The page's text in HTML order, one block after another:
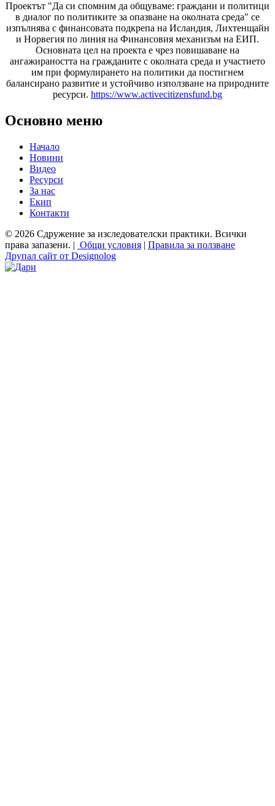
Проектът "Да си спомним да общуваме: граждани и политици
в диалог по политиките за опазване на околната среда" се
изпълнява с финансовата подкрепа на Исландия, Лихтенщайн
и Норвегия по линия на Финансовия механизъм на ЕИП.
Основната цел на проекта е чрез повишаване на
ангажираността на гражданите с околната среда и участието
им при формулирането на политики да постигнем
балансирано развитие и устойчиво използване на природните
ресурси. https://www.activecitizensfund.bg
Основно меню
Начало
Новини
Видео
Ресурси
За нас
Екип
Контакти
© 2026 Сдружение за изследователски практики. Всички
права запазени. | Общи условия | Правила за ползване
Друпал сайт от Designolog